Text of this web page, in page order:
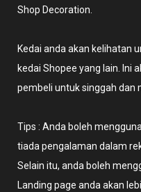
Shop Decoration.
Kedai anda akan kelihatan
kedai Shopee yang lain. Ini
pembeli untuk singgah dan
Tips : Anda boleh
tiada pengalaman dalam
Selain itu, anda boleh
Landing page anda akan